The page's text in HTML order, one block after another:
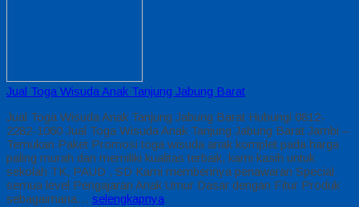
Jual Toga Wisuda Anak Tanjung Jabung Barat
Jual Toga Wisuda Anak Tanjung Jabung Barat Hubungi 0812-
2282-1060 Jual Toga Wisuda Anak Tanjung Jabung Barat Jambi –
Temukan Paket Promosi toga wisuda anak komplet pada harga
paling murah dan memiliki kualitas terbaik, kami kasih untuk
sekolah TK, PAUD , SD Kami memberinya penawaran Special
semua level Pengajaran Anak Umur Dasar dengan Fitur Produk
sebagaimana… selengkapnya